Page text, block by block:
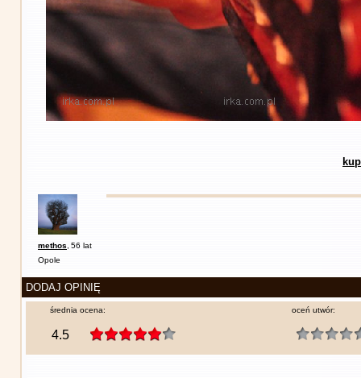
methos 56 lat
Opole
DODAJ OPINIĘ
średnia ocena:
4.5
oceń utwór: